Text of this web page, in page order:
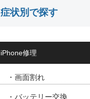
症状別で探す
iPhone修理
・画面割れ
・バッテリー交換